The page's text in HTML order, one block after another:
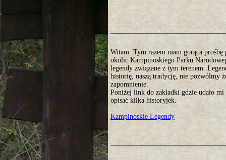
Witam. Tym razem mam gorąca
okolic Kampinoskiego Parku
legendy związane z tym terenem.
historię, naszą tradycję, nie pozwólmy
zapomnienie.
Poniżej link do zakładki gdzie udało mi
opisać kilka historyjek.
Kampinoskie Legendy